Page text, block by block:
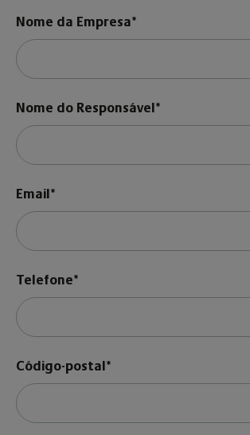
Nome da Empresa*
Nome do Responsável*
Email*
Telefone*
Código-postal*